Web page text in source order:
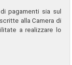
pagamenti sia sul
alla Camera di
a realizzare lo